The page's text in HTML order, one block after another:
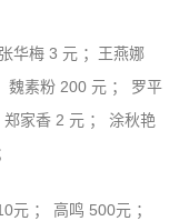
华梅 3 元 ；王燕娜
魏素粉 200 元 ； 罗平
家香 2 元 ； 涂秋艳
元 ； 高鸣 500元 ；